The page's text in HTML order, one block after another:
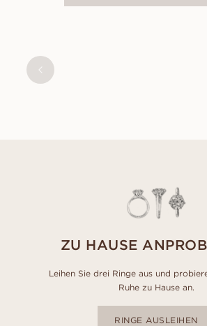
ZU HAUSE
Leihen Sie drei Ringe aus und
Ruhe zu Hause an.
RINGE AUSLEIHEN